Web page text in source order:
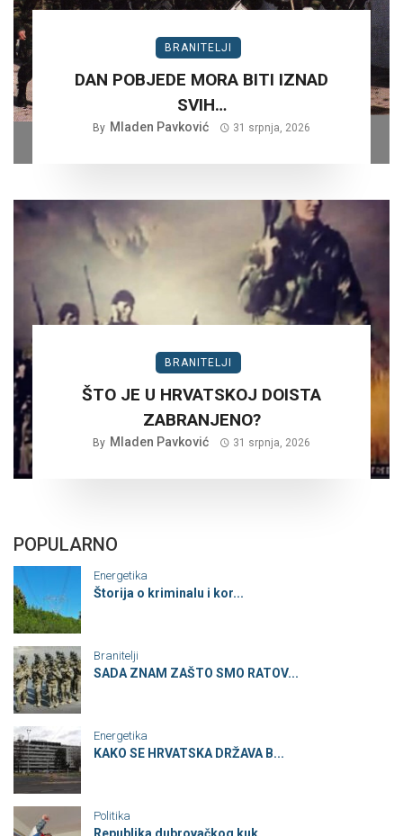
BRANITELJI
DAN POBJEDE MORA BITI IZNAD
SVIH…
By Mladen Pavković 31 srpnja, 2026
BRANITELJI
ŠTO JE U HRVATSKOJ DOISTA
ZABRANJENO?
By Mladen Pavković 31 srpnja, 2026
POPULARNO
Energetika
Štorija o kriminalu i kor...
Branitelji
SADA ZNAM ZAŠTO SMO RATOV...
Energetika
KAKO SE HRVATSKA DRŽAVA B...
Politika